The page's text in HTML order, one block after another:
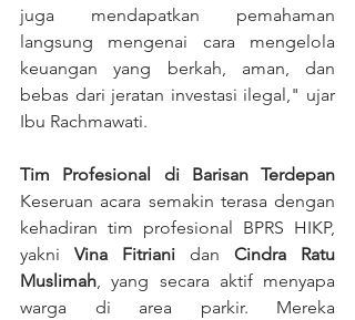
juga mendapatkan pemahaman
langsung mengenai cara mengelola
keuangan yang berkah, aman, dan
bebas dari jeratan investasi ilegal," ujar
Ibu Rachmawati.
Tim Profesional di Barisan Terdepan
Keseruan acara semakin terasa dengan
kehadiran tim profesional BPRS HIKP,
yakni Vina Fitriani dan Cindra Ratu
Muslimah, yang secara aktif menyapa
warga di area parkir. Mereka